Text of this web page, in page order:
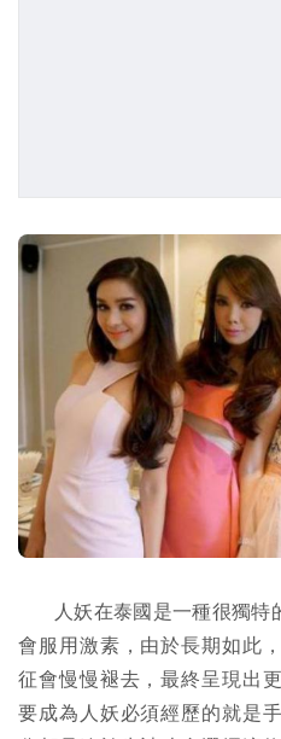
人妖在泰國是一種很獨
會服用激素，由於長期如此
征會慢慢褪去，最終呈現出
要成為人妖必須經歷的就是